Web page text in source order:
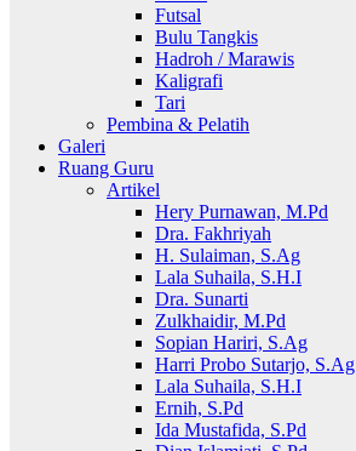
Futsal
Bulu Tangkis
Hadroh / Marawis
Kaligrafi
Tari
Pembina & Pelatih
Galeri
Ruang Guru
Artikel
Hery Purnawan, M.Pd
Dra. Fakhriyah
H. Sulaiman, S.Ag
Lala Suhaila, S.H.I
Dra. Sunarti
Zulkhaidir, M.Pd
Sopian Hariri, S.Ag
Harri Probo Sutarjo, S.Ag
Lala Suhaila, S.H.I
Ernih, S.Pd
Ida Mustafida, S.Pd